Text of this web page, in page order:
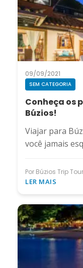
09/09/2021
SEM CATEGORIA
Conheça os
Búzios!
Viajar para
você jamais
Por Búzios Trip Tour
LER MAIS